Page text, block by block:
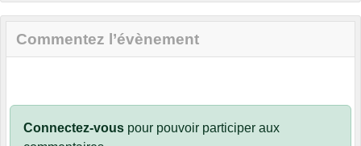
Commentez l’évènement
Connectez-vous pour pouvoir participer aux